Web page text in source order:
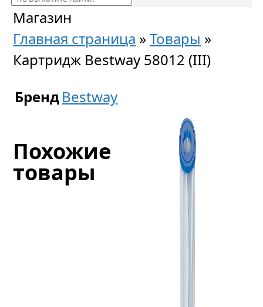
Магазин
Главная страница »Товары »
Картридж Bestway 58012 (III)
БрендBestway
Похожие
товары